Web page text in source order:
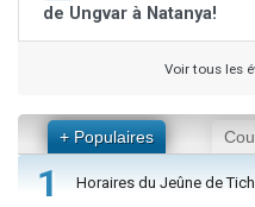
de Ungvar à Natanya!
Voir tous les
+ Populaires
1 Horaires du Jeûne de